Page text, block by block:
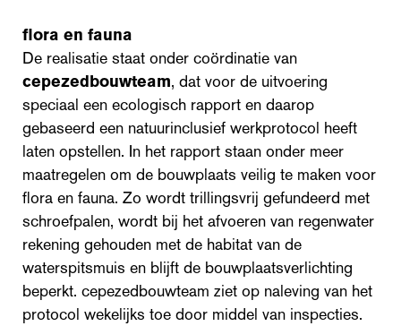
flora en fauna
De realisatie staat onder coördinatie van
cepezedbouwteam, dat voor de uitvoering
speciaal een ecologisch rapport en daarop
gebaseerd een natuurinclusief werkprotocol heeft
laten opstellen. In het rapport staan onder meer
maatregelen om de bouwplaats veilig te maken voor
flora en fauna. Zo wordt trillingsvrij gefundeerd met
schroefpalen, wordt bij het afvoeren van regenwater
rekening gehouden met de habitat van de
waterspitsmuis en blijft de bouwplaatsverlichting
beperkt. cepezedbouwteam ziet op naleving van het
protocol wekelijks toe door middel van inspecties.